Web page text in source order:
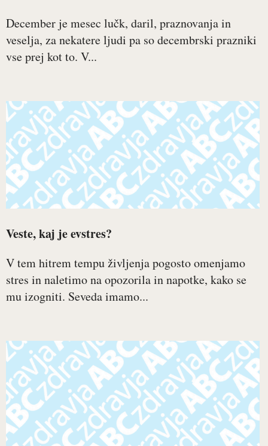
December je mesec lučk, daril, praznovanja in
veselja, za nekatere ljudi pa so decembrski prazniki
vse prej kot to. V...
Veste, kaj je evstres?
V tem hitrem tempu življenja pogosto omenjamo
stres in naletimo na opozorila in napotke, kako se
mu izogniti. Seveda imamo...